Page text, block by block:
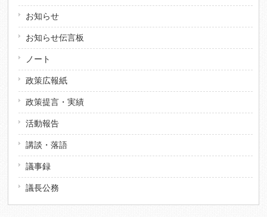
お知らせ
お知らせ伝言板
ノート
政策広報紙
政策提言・実績
活動報告
講談・落語
議事録
議長公務